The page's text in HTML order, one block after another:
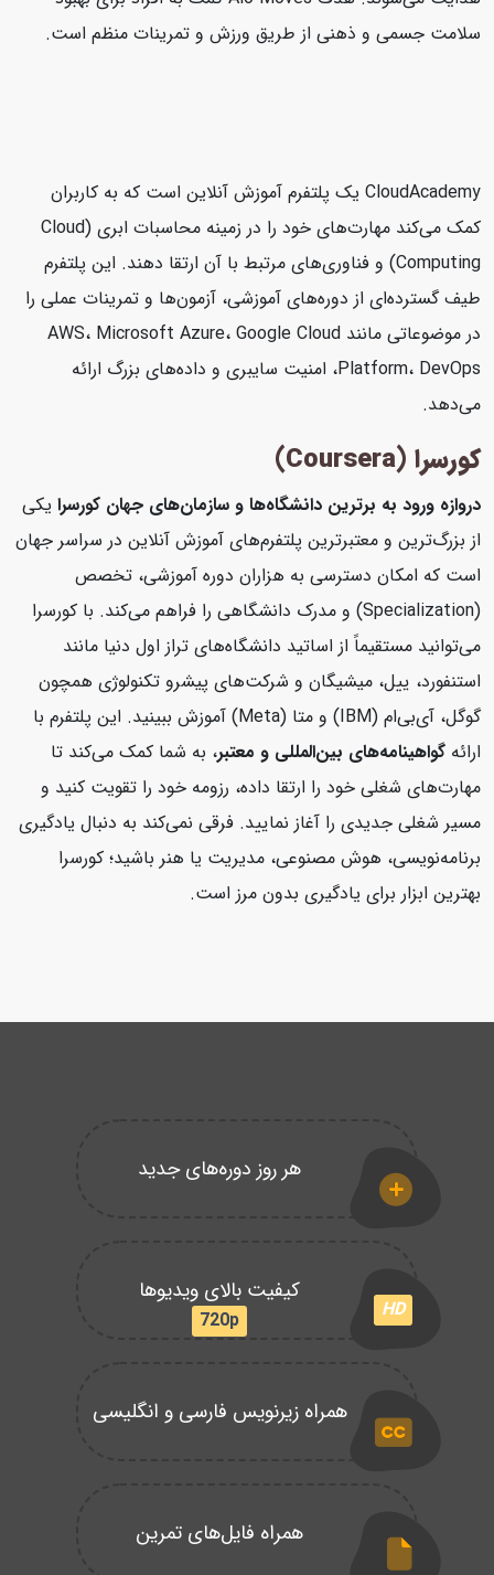
سلامت جسمی و ذهنی از طریق ورزش و تمرینات منظم است.
CloudAcademy یک پلتفرم آموزش آنلاین است که به کاربران
کمک می‌کند مهارت‌های خود را در زمینه محاسبات ابری (Cloud
Computing) و فناوری‌های مرتبط با آن ارتقا دهند. این پلتفرم
طیف گسترده‌ای از دوره‌های آموزشی، آزمون‌ها و تمرینات عملی را
در موضوعاتی مانند AWS، Microsoft Azure، Google Cloud
Platform، DevOps، امنیت سایبری و داده‌های بزرگ ارائه
می‌دهد.
کورسرا (Coursera)
دروازه ورود به برترین دانشگاه‌ها و سازمان‌های جهان کورسرایکی
از بزرگ‌ترین و معتبرترین پلتفرم‌های آموزش آنلاین در سراسر جهان
است که امکان دسترسی به هزاران دوره آموزشی، تخصص
(Specialization) و مدرک دانشگاهی را فراهم می‌کند. با کورسرا
می‌توانید مستقیماً از اساتید دانشگاه‌های تراز اول دنیا مانند
استنفورد، ییل، میشیگان و شرکت‌های پیشرو تکنولوژی همچون
گوگل، آی‌بی‌ام (IBM) و متا (Meta) آموزش ببینید. این پلتفرم با
ارائهگواهینامه‌های بین‌المللی و معتبر، به شما کمک می‌کند تا
مهارت‌های شغلی خود را ارتقا داده، رزومه خود را تقویت کنید و
مسیر شغلی جدیدی را آغاز نمایید. فرقی نمی‌کند به دنبال یادگیری
برنامه‌نویسی، هوش مصنوعی، مدیریت یا هنر باشید؛ کورسرا
بهترین ابزار برای یادگیری بدون مرز است.
هر روز دوره‌های جدید
HD
کیفیت بالای ویدیوها
720p
همراه زیرنویس فارسی و انگلیسی
همراه فایل‌های تمرین